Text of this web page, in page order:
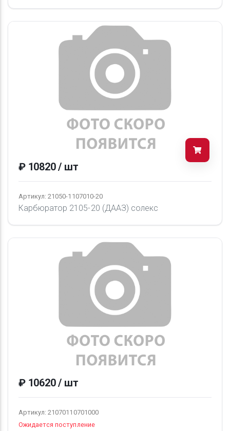
₽ 10820 / шт
Артикул: 21050-1107010-20
Карбюратор 2105-20 (ДААЗ) солекс
₽ 10620 / шт
Артикул: 21070110701000
Ожидается поступление